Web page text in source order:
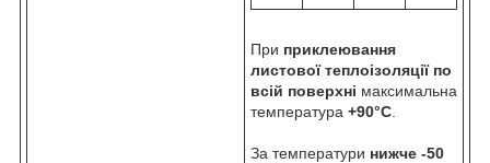
При приклеювання
листової теплоізоляції по
всій поверхні максимальна
температура +90°C
За температури нижче -50